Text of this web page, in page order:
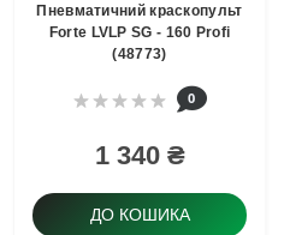
Пневматичний краскопульт
Forte LVLP SG - 160 Profi
(48773)
0
1 340 ₴
ДО КОШИКА